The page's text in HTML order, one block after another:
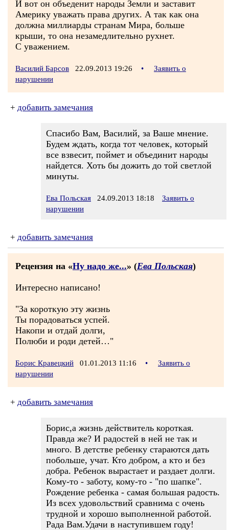
И вот он объеденит народы Земли и заставит
Америку уважать права других. А так как она
должна миллиарды странам Мира, больше
крыши, то она незамедлительно рухнет.
С уважением.
Василий Барсов 22.09.2013 19:26 •
Заявить о
нарушении
+ добавить замечания
Спасибо Вам, Василий, за Ваше мнение.
Будем ждать, когда тот человек, который
все взвесит, поймет и объединит народы
найдется. Хоть бы дожить до той светлой
минуты.
Ева Польская 24.09.2013 18:18
Заявить о
нарушении
+ добавить замечания
Рецензия на «Ну надо же...» (Ева Польская)
Интересно написано!
"За короткую эту жизнь
Ты порадоваться успей.
Накопи и отдай долги,
Полюби и роди детей…"
Борис Кравецкий 01.01.2013 11:16 •
Заявить о
нарушении
+ добавить замечания
Борис,а жизнь действитель короткая.
Правда же? И радостей в ней не так и
много. В детстве ребенку стараются дать
побольше, учат. Кто добром, а кто и без
добра. Ребенок вырастает и раздает долги.
Кому-то - заботу, кому-то - "по шапке".
Рождение ребенка - самая большая радость.
Из всех удовольствий сравнима с очень
трудной и хорошо выполненной работой.
Рада Вам.Удачи в наступившем году!